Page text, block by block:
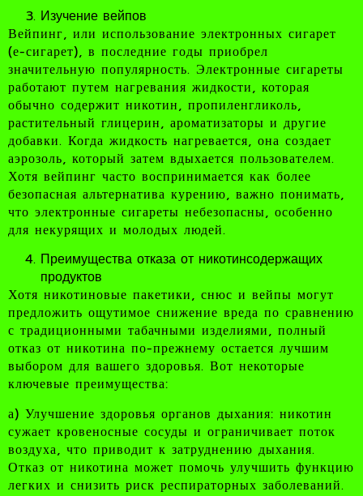
Изучение вейпов
Вейпинг, или использование электронных сигарет
(е-сигарет), в последние годы приобрел
значительную популярность. Электронные сигареты
работают путем нагревания жидкости, которая
обычно содержит никотин, пропиленгликоль,
растительный глицерин, ароматизаторы и другие
добавки. Когда жидкость нагревается, она создает
аэрозоль, который затем вдыхается пользователем.
Хотя вейпинг часто воспринимается как более
безопасная альтернатива курению, важно понимать,
что электронные сигареты небезопасны, особенно
для некурящих и молодых людей.
Преимущества отказа от никотинсодержащих
продуктов
Хотя никотиновые пакетики, снюс и вейпы могут
предложить ощутимое снижение вреда по сравнению
с традиционными табачными изделиями, полный
отказ от никотина по-прежнему остается лучшим
выбором для вашего здоровья. Вот некоторые
ключевые преимущества:
а) Улучшение здоровья органов дыхания: никотин
сужает кровеносные сосуды и ограничивает поток
воздуха, что приводит к затруднению дыхания.
Отказ от никотина может помочь улучшить функцию
легких и снизить риск респираторных заболеваний.